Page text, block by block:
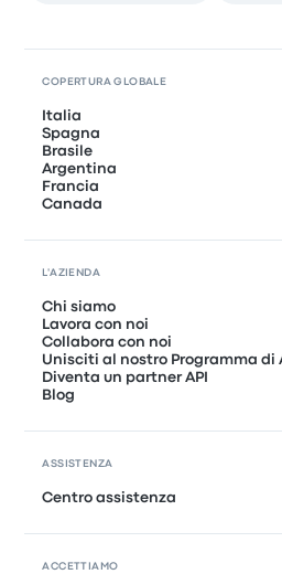
COPERTURA GLOBALE
Italia
Spagna
Brasile
Argentina
Francia
Canada
L'AZIENDA
Chi siamo
Lavora con noi
Collabora con noi
Unisciti al nostro Programma di
Diventa un partner API
Blog
ASSISTENZA
Centro assistenza
ACCETTIAMO